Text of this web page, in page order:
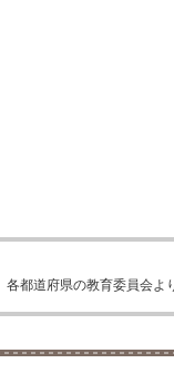
都道府県の教育委員会よ